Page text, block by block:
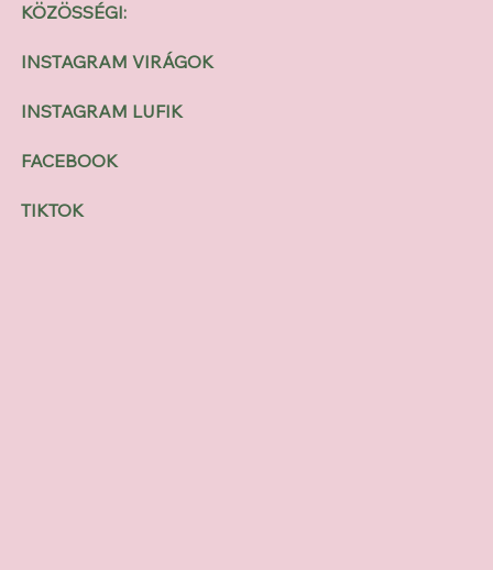
KÖZÖSSÉGI:
INSTAGRAM VIRÁGOK
INSTAGRAM LUFIK
FACEBOOK
TIKTOK